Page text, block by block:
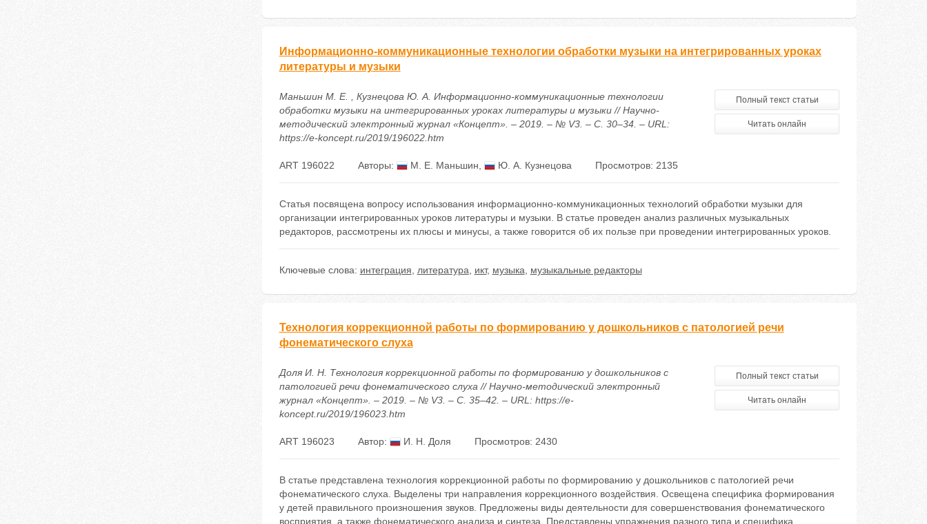
Информационно-коммуникационные технологии обработки музыки на интегрированных уроках
литературы и музыки
Маньшин М. Е. , Кузнецова Ю. А. Информационно-коммуникационные технологии
обработки музыки на интегрированных уроках литературы и музыки // Научно-
методический электронный журнал «Концепт». – 2019. – № V3. – С. 30–34. – URL:
https://e-koncept.ru/2019/196022.htm
Полный текст статьи
Читать онлайн
ART 196022 Авторы: М. Е. Маньшин Ю. А. Кузнецова Просмотров: 2135
Статья посвящена вопросу использования информационно-коммуникационных технологий обработки музыки для
организации интегрированных уроков литературы и музыки. В статье проведен анализ различных музыкальных
редакторов, рассмотрены их плюсы и минусы, а также говорится об их пользе при проведении интегрированных уроков.
Ключевые слова: интеграция литература икт, музыка музыкальные редакторы
Технология коррекционной работы по формированию у дошкольников с патологией речи
фонематического слуха
Доля И. Н. Технология коррекционной работы по формированию у дошкольников с
патологией речи фонематического слуха // Научно-методический электронный
журнал «Концепт». – 2019. – № V3. – С. 35–42. – URL: https://e-
koncept.ru/2019/196023.htm
Полный текст статьи
Читать онлайн
ART 196023 Автор: И. Н. Доля Просмотров: 2430
В статье представлена технология коррекционной работы по формированию у дошкольников с патологией речи
фонематического слуха. Выделены три направления коррекционного воздействия. Освещена специфика формирования
у детей правильного произношения звуков. Предложены виды деятельности для совершенствования фонематического
восприятия, а также фонематического анализа и синтеза. Представлены упражнения разного типа и специфика